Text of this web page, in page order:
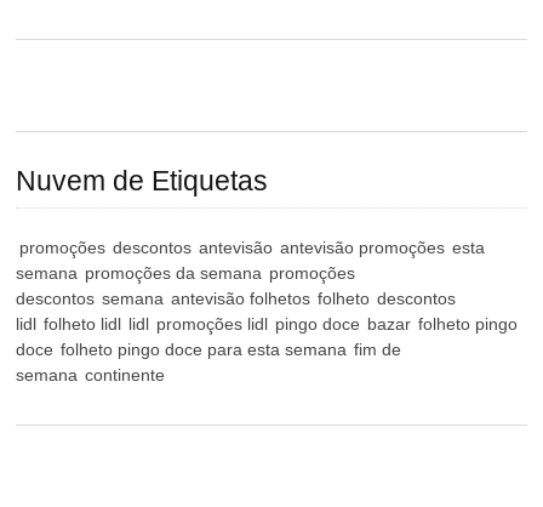
Nuvem de Etiquetas
promoções descontos antevisão antevisão promoções esta
semana promoções da semana promoções
descontos semana antevisão folhetos folheto descontos
lidl folheto lidl lidl promoções lidl pingo doce bazar folheto pingo
doce folheto pingo doce para esta semana fim de
semana continente